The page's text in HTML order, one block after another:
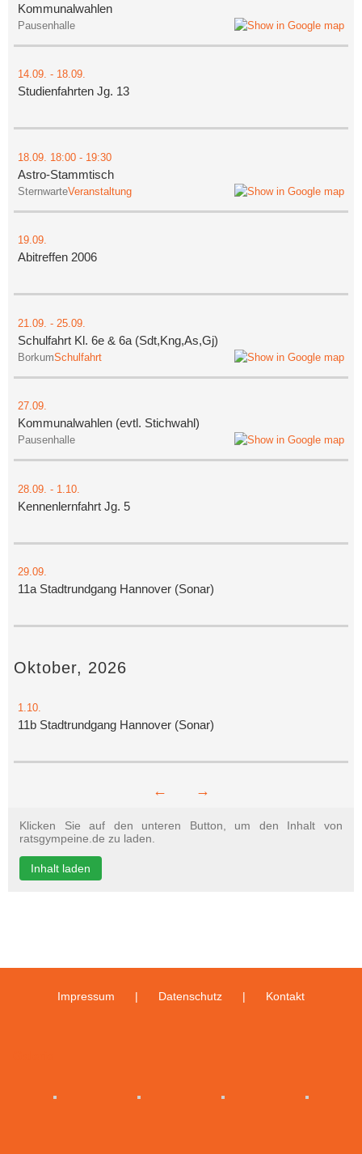
Kommunalwahlen
Pausenhalle
14.09. - 18.09.
Studienfahrten Jg. 13
18.09. 18:00 - 19:30
Astro-Stammtisch
SternwarteVeranstaltung
19.09.
Abitreffen 2006
21.09. - 25.09.
Schulfahrt Kl. 6e & 6a (Sdt,Kng,As,Gj)
BorkumSchulfahrt
27.09.
Kommunalwahlen (evtl. Stichwahl)
Pausenhalle
28.09. - 1.10.
Kennenlernfahrt Jg. 5
29.09.
11a Stadtrundgang Hannover (Sonar)
Oktober, 2026
1.10.
11b Stadtrundgang Hannover (Sonar)
← →
Klicken Sie auf den unteren Button, um den Inhalt von
ratsgympeine.de zu laden.
Inhalt laden
Impressum Datenschutz Kontakt